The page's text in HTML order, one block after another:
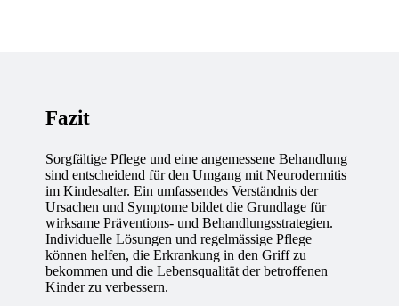
Fazit
Sorgfältige Pflege und eine angemessene Behandlung
sind entscheidend für den Umgang mit Neurodermitis
im Kindesalter. Ein umfassendes Verständnis der
Ursachen und Symptome bildet die Grundlage für
wirksame Präventions- und Behandlungsstrategien.
Individuelle Lösungen und regelmässige Pflege
können helfen, die Erkrankung in den Griff zu
bekommen und die Lebensqualität der betroffenen
Kinder zu verbessern.